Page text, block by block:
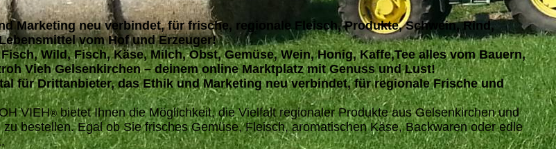
Marketing neu verbindet, für frische, regionale Fleisch, Produkte, Schwein, Rind,
vom Hof und Erzeuger!
Wild, Fisch, Käse, Milch, Obst, Gemüse, Wein, Honig, Kaffe,Tee alles vom Bauern,
Vieh Gelsenkirchen – deinem online Marktplatz mit Genuss und Lust!
für Drittanbieter, das Ethik und Marketing neu verbindet, für regionale Frische und
VIEH®bietet Ihnen die Möglichkeit, die Vielfalt regionaler Produkte aus Gelsenkirchen und
bestellen. Egal ob Sie frisches Gemüse, Fleisch, aromatischen Käse, Backwaren oder edle